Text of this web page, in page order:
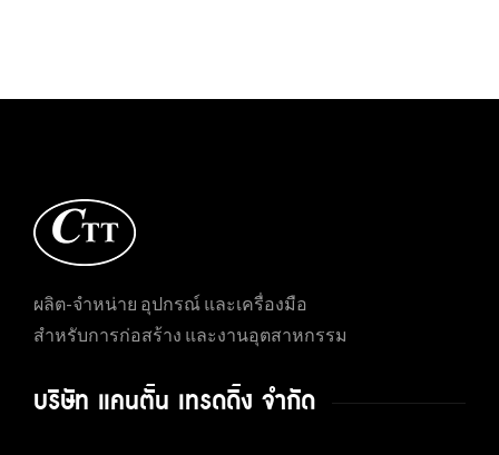
ผลิต-จำหน่าย อุปกรณ์ และเครื่องมือ
สำหรับการก่อสร้าง และงานอุตสาหกรรม
บริษัท แคนตั้น เทรดดิ้ง จำกัด